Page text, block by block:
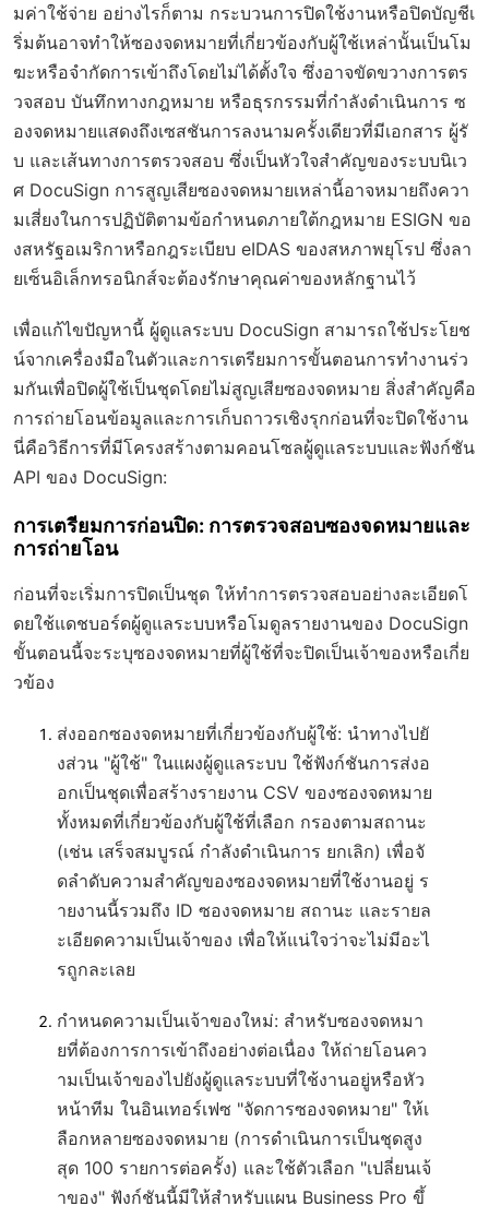
มค่าใช้จ่าย อย่างไรก็ตาม กระบวนการปิดใช้งานหรือปิดบัญชีเ
ริ่มต้นอาจทำให้ซองจดหมายที่เกี่ยวข้องกับผู้ใช้เหล่านั้นเป็นโม
ฆะหรือจำกัดการเข้าถึงโดยไม่ได้ตั้งใจ ซึ่งอาจขัดขวางการตร
วจสอบ บันทึกทางกฎหมาย หรือธุรกรรมที่กำลังดำเนินการ ซ
องจดหมายแสดงถึงเซสชันการลงนามครั้งเดียวที่มีเอกสาร ผู้รั
บ และเส้นทางการตรวจสอบ ซึ่งเป็นหัวใจสำคัญของระบบนิเว
ศ DocuSign การสูญเสียซองจดหมายเหล่านี้อาจหมายถึงควา
มเสี่ยงในการปฏิบัติตามข้อกำหนดภายใต้กฎหมาย ESIGN ขอ
งสหรัฐอเมริกาหรือกฎระเบียบ eIDAS ของสหภาพยุโรป ซึ่งลา
ยเซ็นอิเล็กทรอนิกส์จะต้องรักษาคุณค่าของหลักฐานไว้
เพื่อแก้ไขปัญหานี้ ผู้ดูแลระบบ DocuSign สามารถใช้ประโยช
น์จากเครื่องมือในตัวและการเตรียมการขั้นตอนการทำงานร่ว
มกันเพื่อปิดผู้ใช้เป็นชุดโดยไม่สูญเสียซองจดหมาย สิ่งสำคัญคือ
การถ่ายโอนข้อมูลและการเก็บถาวรเชิงรุกก่อนที่จะปิดใช้งาน
นี่คือวิธีการที่มีโครงสร้างตามคอนโซลผู้ดูแลระบบและฟังก์ชัน
API ของ DocuSign:
การเตรียมการก่อนปิด: การตรวจสอบซองจดหมายและ
การถ่ายโอน
ก่อนที่จะเริ่มการปิดเป็นชุด ให้ทำการตรวจสอบอย่างละเอียดโ
ดยใช้แดชบอร์ดผู้ดูแลระบบหรือโมดูลรายงานของ DocuSign
ขั้นตอนนี้จะระบุซองจดหมายที่ผู้ใช้ที่จะปิดเป็นเจ้าของหรือเกี่ย
วข้อง
ส่งออกซองจดหมายที่เกี่ยวข้องกับผู้ใช้: นำทางไปยั
งส่วน "ผู้ใช้" ในแผงผู้ดูแลระบบ ใช้ฟังก์ชันการส่งอ
อกเป็นชุดเพื่อสร้างรายงาน CSV ของซองจดหมาย
ทั้งหมดที่เกี่ยวข้องกับผู้ใช้ที่เลือก กรองตามสถานะ
(เช่น เสร็จสมบูรณ์ กำลังดำเนินการ ยกเลิก) เพื่อจั
ดลำดับความสำคัญของซองจดหมายที่ใช้งานอยู่ ร
ายงานนี้รวมถึง ID ซองจดหมาย สถานะ และรายล
ะเอียดความเป็นเจ้าของ เพื่อให้แน่ใจว่าจะไม่มีอะไ
รถูกละเลย
กำหนดความเป็นเจ้าของใหม่: สำหรับซองจดหมา
ยที่ต้องการการเข้าถึงอย่างต่อเนื่อง ให้ถ่ายโอนคว
ามเป็นเจ้าของไปยังผู้ดูแลระบบที่ใช้งานอยู่หรือหัว
หน้าทีม ในอินเทอร์เฟซ "จัดการซองจดหมาย" ให้เ
ลือกหลายซองจดหมาย (การดำเนินการเป็นชุดสูง
สุด 100 รายการต่อครั้ง) และใช้ตัวเลือก "เปลี่ยนเจ้
าของ" ฟังก์ชันนี้มีให้สำหรับแผน Business Pro ขึ้